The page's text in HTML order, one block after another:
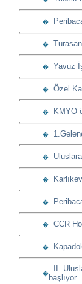
�
�
� Yavuz
� Özel
� KMYO
�
�
�
�
� CCR
�
�
II.
başlıyor